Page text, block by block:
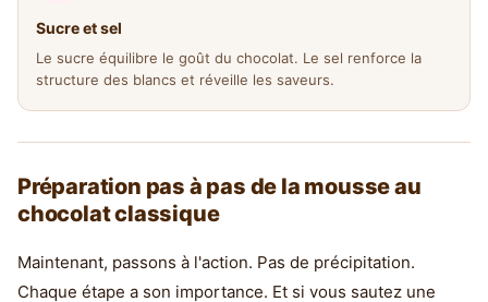
Sucre et sel
Le sucre équilibre le goût du chocolat. Le sel renforce la
structure des blancs et réveille les saveurs.
Préparation pas à pas de la mousse au
chocolat classique
Maintenant, passons à l'action. Pas de précipitation.
Chaque étape a son importance. Et si vous sautez une